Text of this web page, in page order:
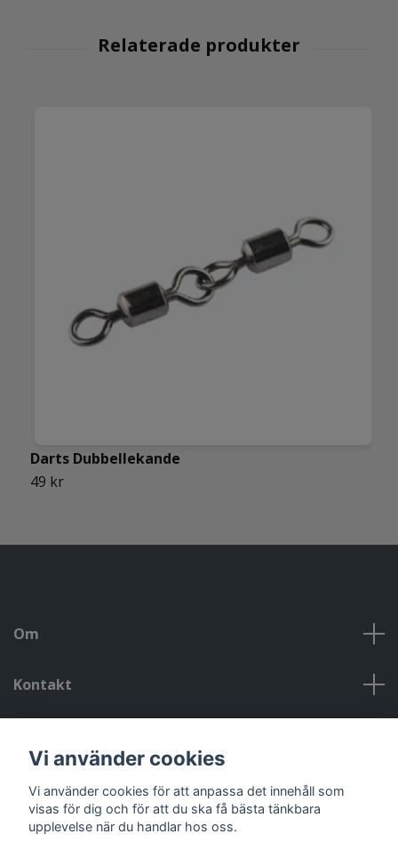
Darts Dubbellekande
49 kr
Om
Kontakt
Sociala medier
Vi använder cookies
Vi använder cookies för att anpassa det innehåll som
visas för dig och för att du ska få bästa tänkbara
upplevelse när du handlar hos oss.